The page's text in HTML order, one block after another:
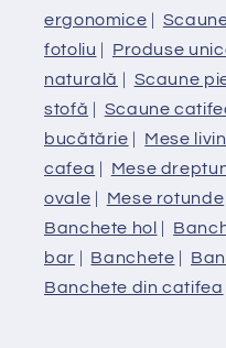
ergonomice |
fotoliu | Produse
naturală | Scaune
stofă | Scaune
bucătărie | Mese
cafea | Mese
ovale | Mese rotunde
Banchete hol |
bar | Banchete |
Banchete din catifea